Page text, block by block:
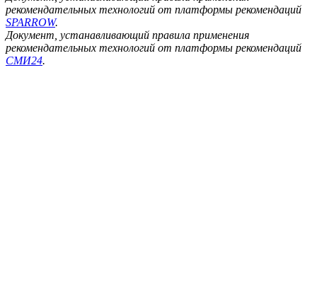
рекомендательных технологий от платформы рекомендаций
SPARROW.
Документ, устанавливающий правила применения
рекомендательных технологий от платформы рекомендаций
СМИ24.